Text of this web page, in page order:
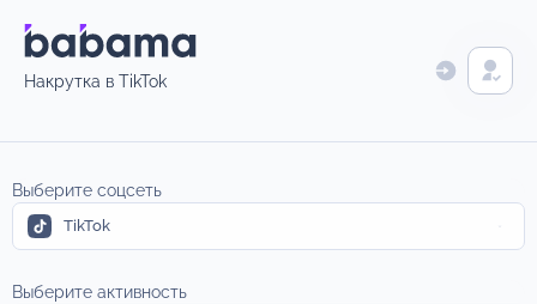
Накрутка в TikTok
Выберите соцсеть
TikTok
Выберите активность